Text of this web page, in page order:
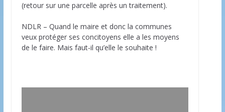
(retour sur une parcelle après un traitement).
NDLR – Quand le maire et donc la communes
veux protéger ses concitoyens elle a les moyens
de le faire. Mais faut-il qu’elle le souhaite !